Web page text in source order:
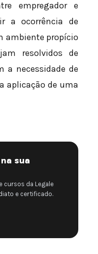
empregador e
a ocorrência de
ambiente propício
resolvidos de
a necessidade de
aplicação de uma
sua
cursos da Legale
e certificado.